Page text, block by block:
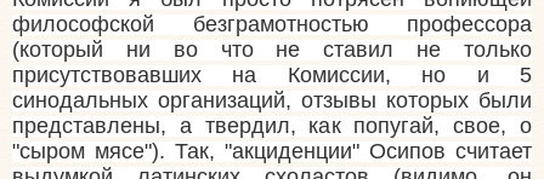
философской безграмотностью профессора
(который ни во что не ставил не только
присутствовавших на Комиссии, но и 5
синодальных организаций, отзывы которых были
представлены, а твердил, как попугай, свое, о
"сыром мясе"). Так, "акциденции" Осипов считает